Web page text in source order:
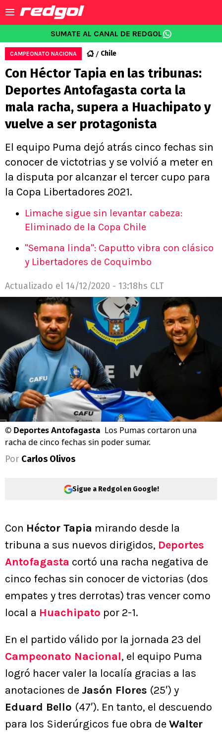
SUMATE AL CANAL DE REDGOL
CAMPEONATO NACIONA Chile
Con Héctor Tapia en las tribunas:
Deportes Antofagasta corta la
mala racha, supera a Huachipato y
vuelve a ser protagonista
El equipo Puma dejó atrás cinco fechas sin
conocer de victotrias y se volvió a meter en
la disputa por alcanzar el tercer cupo para
la Copa Libertadores 2021.
Limache sigue sin levantar cabeza:
Eliminado de la Copa Chile
"Semana linda": Caputto vibra con clásico
y Libertadores de Coquimbo
Actualizado el 14/12/2020 - 13:18hs CLT
© Deportes Antofagasta Los Pumas cortaron una
racha de cinco fechas sin poder sumar.
Por Carlos Olivos
Sigue a Redgol en Google!
Con Héctor Tapia mirando desde la
tribuna a sus nuevos dirigidos, Deportes
Antofagasta cortó una racha negativa de
cinco fechas sin conocer de victorias (dos
empates y tres derrotas) tras vencer como
local a Huachipato por 2-1.
En el partido válido por la jornada 23 del
Campeonato Nacional, el equipo Puma
logró hacer valer la localía gracias a las
anotaciones de Jasón Flores (25′) y
Eduard Bello (47′). En tanto, el descuendo
para los Siderúrgicos fue obra deWalter